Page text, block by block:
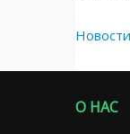
О НАС